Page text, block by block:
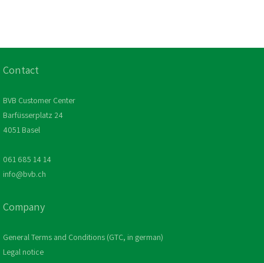
Contact
BVB Customer Center
Barfüsserplatz 24
4051 Basel
061 685 14 14
info@bvb.ch
Company
General Terms and Conditions (GTC, in german)
Legal notice